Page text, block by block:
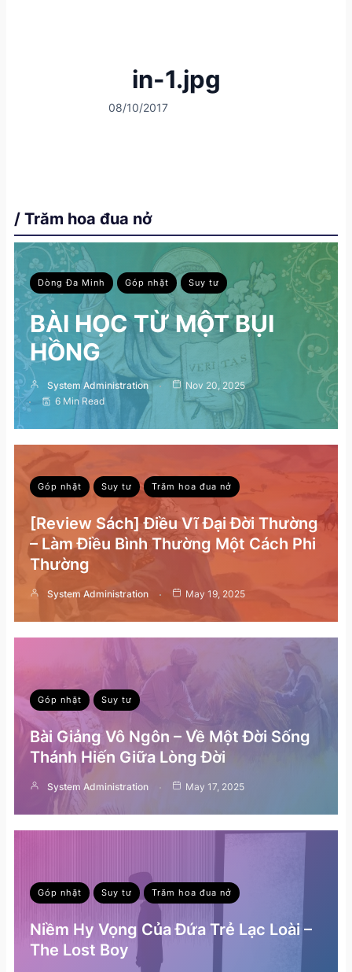
in-1.jpg
08/10/2017
/ Trăm hoa đua nở
Dòng Đa Minh Góp nhặt Suy tư
BÀI HỌC TỪ MỘT BỤI
HỒNG
System Administration
Nov 20, 2025
6 Min Read
Góp nhặt Suy tư Trăm hoa đua nở
[Review Sách] Điều Vĩ Đại Đời Thường
– Làm Điều Bình Thường Một Cách Phi
Thường
System Administration May 19, 2025
Góp nhặt Suy tư
Bài Giảng Vô Ngôn – Về Một Đời Sống
Thánh Hiến Giữa Lòng Đời
System Administration May 17, 2025
Góp nhặt Suy tư Trăm hoa đua nở
Niềm Hy Vọng Của Đứa Trẻ Lạc Loài –
The Lost Boy